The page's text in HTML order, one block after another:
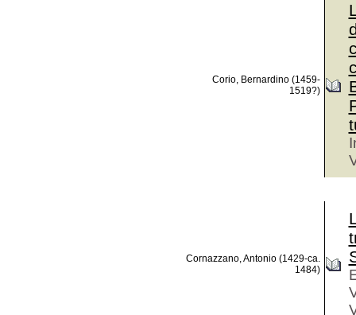
Corio, Bernardino (1459-
1519?)
Cornazzano, Antonio (1429-ca.
1484)